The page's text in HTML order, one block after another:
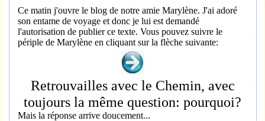
Ce matin j'ouvre le blog de notre amie Marylène. J'ai adoré
son entame de voyage et donc je lui est demandé
l'autorisation de publier ce texte. Vous pouvez suivre le
périple de Marylène en cliquant sur la flèche suivante:
Retrouvailles avec le Chemin, avec
toujours la même question: pourquoi?
Mais la réponse arrive doucement...